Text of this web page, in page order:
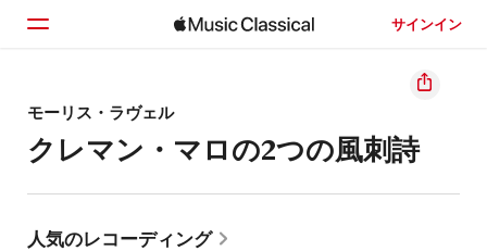
サインイン
ホーム
見つける
検索
モーリス・ラヴェル
クレマン・マロの2つの風刺詩
人気のレコーディング